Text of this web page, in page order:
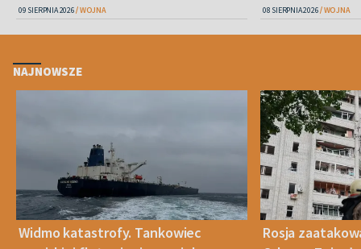
09 SIERPNIA 2026 WOJNA 08 SIERPNIA 2026 WOJNA
NAJNOWSZE
Widmo katastrofy. Tankowiec
Rosja